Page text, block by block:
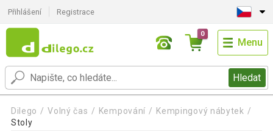
Přihlášení Registrace
Hledat
0
Menu
Dilego Volný čas Kempování
Kempingový nábytek
Stoly